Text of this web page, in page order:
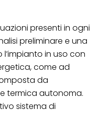
presenti in ogni
preliminare e una
in uso con
come ad
da
termica autonoma.
sistema di